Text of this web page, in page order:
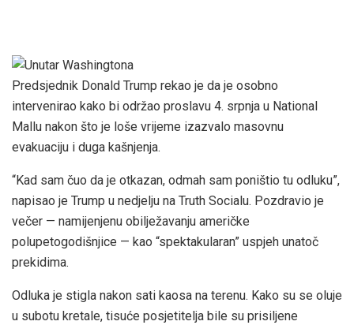
Predsjednik Donald Trump rekao je da je osobno
intervenirao kako bi održao proslavu 4. srpnja u National
Mallu nakon što je loše vrijeme izazvalo masovnu
evakuaciju i duga kašnjenja.
“Kad sam čuo da je otkazan, odmah sam poništio tu odluku”,
napisao je Trump u nedjelju na Truth Socialu. Pozdravio je
večer — namijenjenu obilježavanju američke
polupetogodišnjice — kao “spektakularan” uspjeh unatoč
prekidima.
Odluka je stigla nakon sati kaosa na terenu. Kako su se oluje
u subotu kretale, tisuće posjetitelja bile su prisiljene